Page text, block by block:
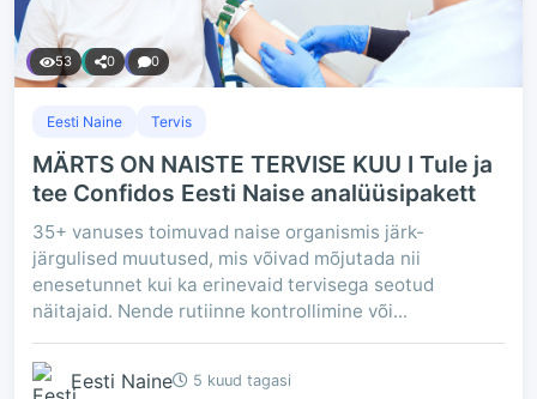
53 0 0
Eesti Naine Tervis
MÄRTS ON NAISTE TERVISE KUU I Tule ja
tee Confidos Eesti Naise analüüsipakett
35+ vanuses toimuvad naise organismis järk-
järgulised muutused, mis võivad mõjutada nii
enesetunnet kui ka erinevaid tervisega seotud
näitajaid. Nende rutiinne kontrollimine või...
Eesti Naine 5 kuud tagasi